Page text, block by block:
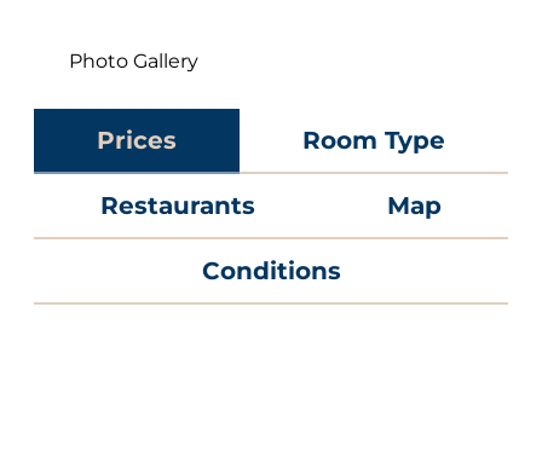
Prices Room Type
Restaurants Map
Conditions
Photo Gallery